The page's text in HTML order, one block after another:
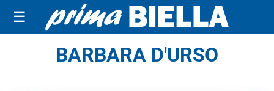
☰
BARBARA D'URSO